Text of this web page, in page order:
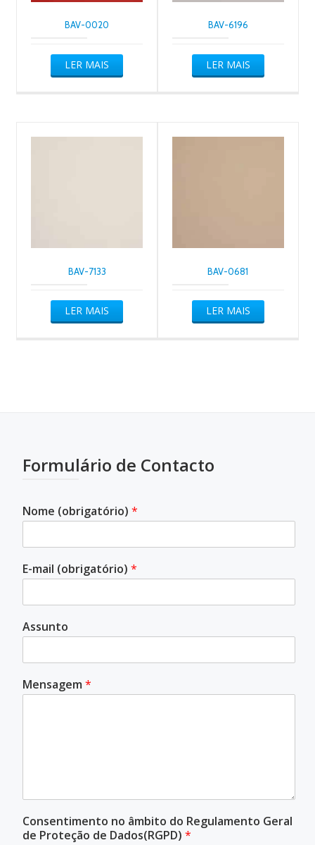
BAV-0020
LER MAIS
BAV-6196
LER MAIS
BAV-7133
LER MAIS
BAV-0681
LER MAIS
Formulário de Contacto
Nome (obrigatório) *
E-mail (obrigatório) *
Assunto
Mensagem *
Consentimento no âmbito do Regulamento Geral
de Proteção de Dados(RGPD) *